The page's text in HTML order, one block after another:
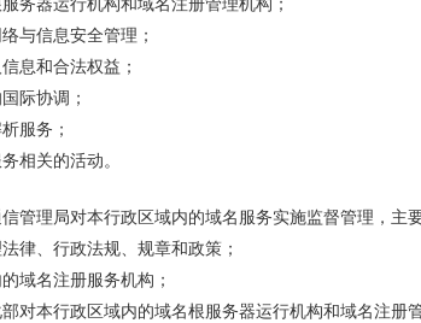
务器运行机构和域名注册管理机构；
与信息安全管理；
息和合法权益；
际协调；
服务；
相关的活动。
管理局对本行政区域内的域名服务实施监督管理，主
律、行政法规、规章和政策；
域名注册服务机构；
部对本行政区域内的域名根服务器运行机构和域名注册